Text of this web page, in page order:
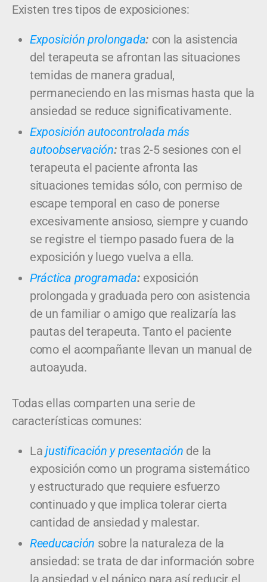
Existen tres tipos de exposiciones:
Exposición prolongada: con la asistencia
del terapeuta se afrontan las situaciones
temidas de manera gradual,
permaneciendo en las mismas hasta que la
ansiedad se reduce significativamente.
Exposición autocontrolada más
autoobservación:tras 2-5 sesiones con el
terapeuta el paciente afronta las
situaciones temidas sólo, con permiso de
escape temporal en caso de ponerse
excesivamente ansioso, siempre y cuando
se registre el tiempo pasado fuera de la
exposición y luego vuelva a ella.
Práctica programada: exposición
prolongada y graduada pero con asistencia
de un familiar o amigo que realizaría las
pautas del terapeuta. Tanto el paciente
como el acompañante llevan un manual de
autoayuda.
Todas ellas comparten una serie de
características comunes:
Lajustificación y presentación de la
exposición como un programa sistemático
y estructurado que requiere esfuerzo
continuado y que implica tolerar cierta
cantidad de ansiedad y malestar.
Reeducación sobre la naturaleza de la
ansiedad: se trata de dar información sobre
la ansiedad y el pánico para así reducir el